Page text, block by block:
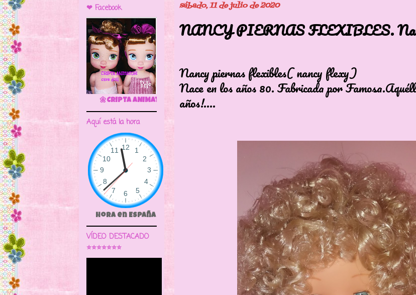
sábado, 11 de julio de 2020
NANCY PIERNAS FLEXIBLES.
Nancy piernas flexibles( nancy flexy)
Nace en los años 80. Fabricada por
años!....
❤ Facebook
🌼CRIPTA ANIMATOR CAVE DOLL
Aquí está la hora
Hora en España
VÍDEO DESTACADO
⭐⭐⭐⭐⭐⭐⭐